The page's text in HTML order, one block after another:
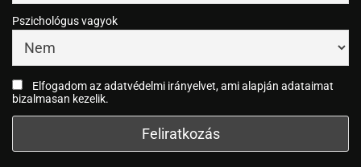
Pszichológus vagyok
Elfogadom az adatvédelmi irányelvet, ami alapján adataimat
bizalmasan kezelik.